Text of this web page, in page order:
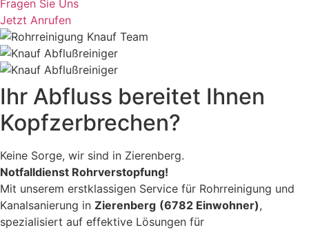
Fragen Sie Uns
Jetzt Anrufen
Ihr Abfluss bereitet Ihnen
Kopfzerbrechen?
Keine Sorge, wir sind in Zierenberg.
Notfalldienst Rohrverstopfung!
Mit unserem erstklassigen Service für Rohrreinigung und
Kanalsanierung in Zierenberg (6782 Einwohner),
spezialisiert auf effektive Lösungen für